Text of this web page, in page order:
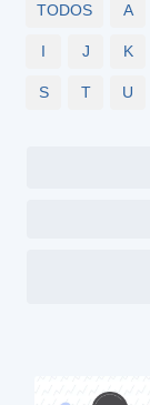
TODOS A
I J K
S T U